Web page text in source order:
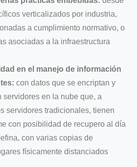
verticalizados por industria,
a cumplimiento normativo, o
asociadas a la infraestructura
en el manejo de información
con datos que se encriptan y
servidores en la nube que, a
servidores tradicionales, tienen
con posibilidad de recupero al día
con varias copias de
físicamente distanciados